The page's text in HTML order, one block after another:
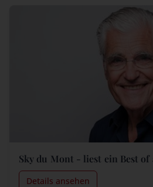
Sky du Mont - liest ein Best of
Details ansehen